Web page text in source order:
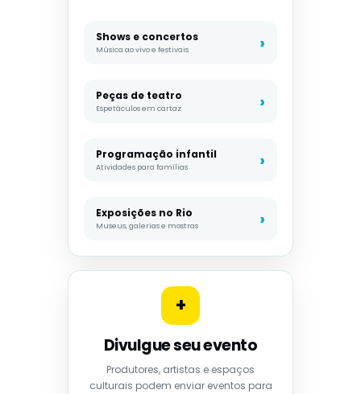
Shows e concertos
Música ao vivo e festivais
Peças de teatro
Espetáculos em cartaz
Programação infantil
Atividades para famílias
Exposições no Rio
Museus, galerias e mostras
+
Divulgue seu evento
Produtores, artistas e espaços
culturais podem enviar eventos para